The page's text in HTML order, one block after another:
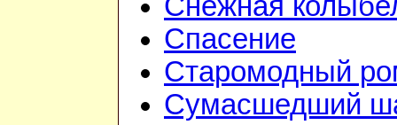
Снежная
Спасение
Старомодный
Сумасшедший